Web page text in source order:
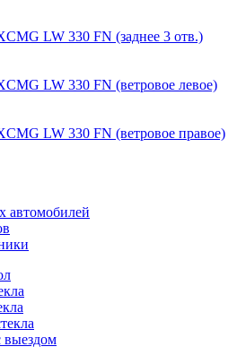
LW 330 FN (заднее 3 отв.)
LW 330 FN (ветровое левое)
LW 330 FN (ветровое правое)
автомобилей
выездом